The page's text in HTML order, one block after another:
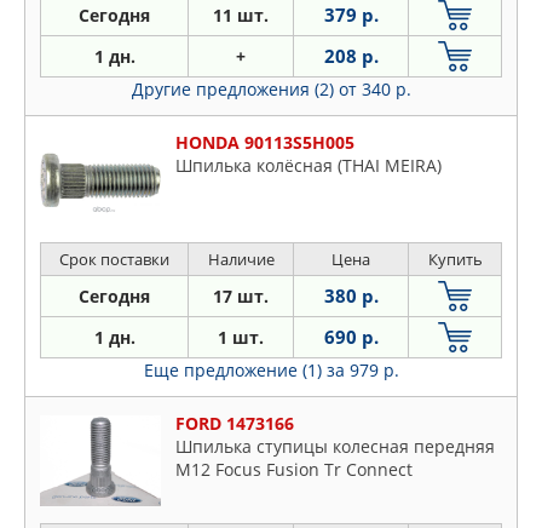
Сегодня 11 шт. 379 р.
1 дн. + 208 р.
Другие предложения (2) от 340 р.
HONDA 90113S5H005
Шпилька колёсная (THAI MEIRA)
Срок поставки Наличие Цена Купить
Сегодня 17 шт. 380 р.
1 дн. 1 шт. 690 р.
Еще предложение (1) за 979 р.
FORD 1473166
Шпилька ступицы колесная передняя
M12 Focus Fusion Tr Connect